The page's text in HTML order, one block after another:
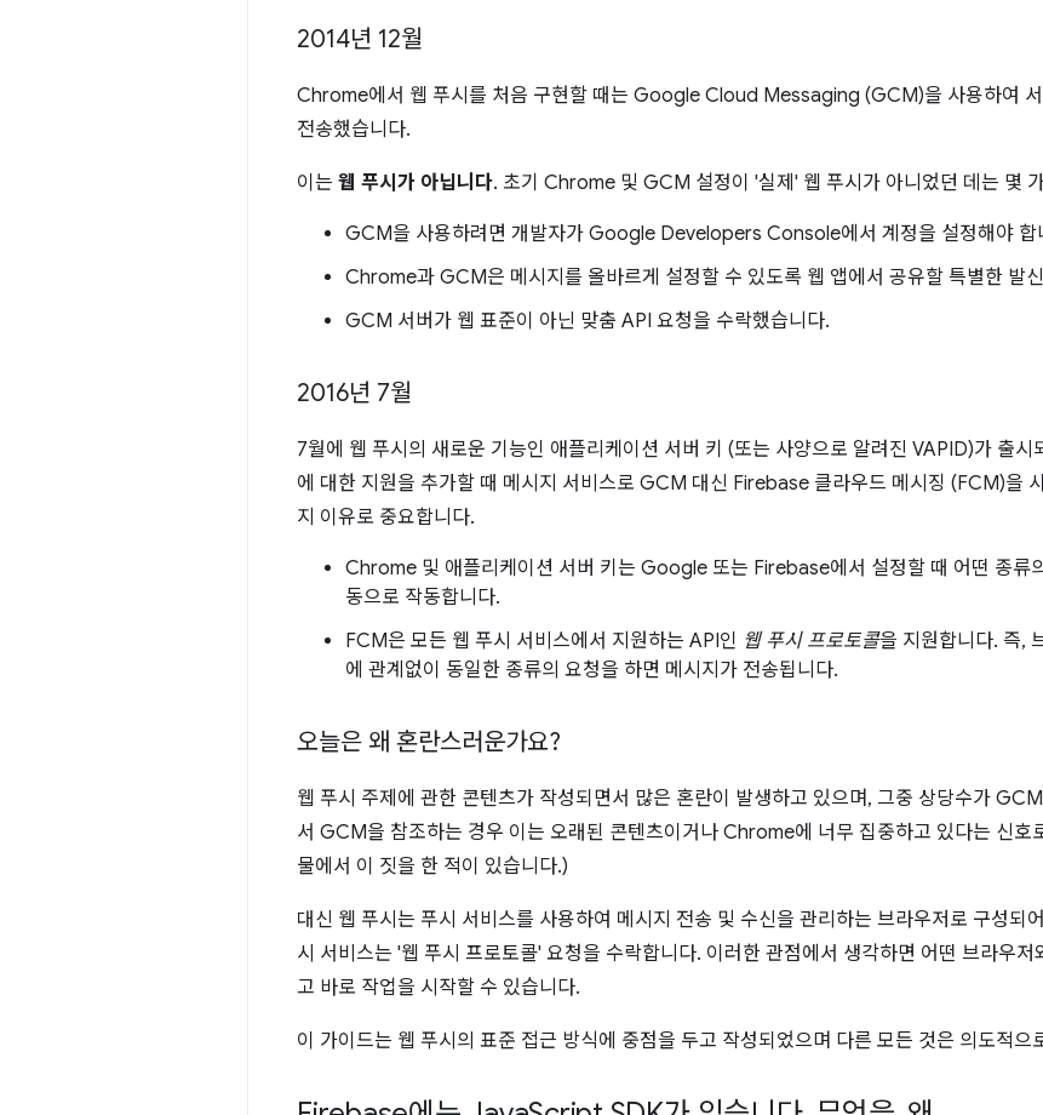
2014년 12월
Chrome에서 웹 푸시를 처음 구현할 때는 Google Cloud Messaging (GCM)을 사용하여
전송했습니다.
이는 웹 푸시가 아닙니다. 초기 Chrome 및 GCM 설정이 '실제' 웹 푸시가 아니었던 데는 몇
GCM을 사용하려면 개발자가 Google Developers Console에서 계정을 설정해야 합
Chrome과 GCM은 메시지를 올바르게 설정할 수 있도록 웹 앱에서 공유할 특별한 발
GCM 서버가 웹 표준이 아닌 맞춤 API 요청을 수락했습니다.
2016년 7월
7월에 웹 푸시의 새로운 기능인 애플리케이션 서버 키 (또는 사양으로 알려진 VAPID)가 출
에 대한 지원을 추가할 때 메시지 서비스로 GCM 대신 Firebase 클라우드 메시징 (FCM)을
지 이유로 중요합니다.
Chrome 및 애플리케이션 서버 키는 Google 또는 Firebase에서 설정할 때 어떤 종류
동으로 작동합니다.
FCM은 모든 웹 푸시 서비스에서 지원하는 API인 웹 푸시 프로토콜을 지원합니다. 즉,
에 관계없이 동일한 종류의 요청을 하면 메시지가 전송됩니다.
오늘은 왜 혼란스러운가요?
웹 푸시 주제에 관한 콘텐츠가 작성되면서 많은 혼란이 발생하고 있으며, 그중 상당수가
서 GCM을 참조하는 경우 이는 오래된 콘텐츠이거나 Chrome에 너무 집중하고 있다는 신호
물에서 이 짓을 한 적이 있습니다.)
대신 웹 푸시는 푸시 서비스를 사용하여 메시지 전송 및 수신을 관리하는 브라우저로 구성되
시 서비스는 '웹 푸시 프로토콜' 요청을 수락합니다. 이러한 관점에서 생각하면 어떤 브라우
고 바로 작업을 시작할 수 있습니다.
이 가이드는 웹 푸시의 표준 접근 방식에 중점을 두고 작성되었으며 다른 모든 것은 의도적으